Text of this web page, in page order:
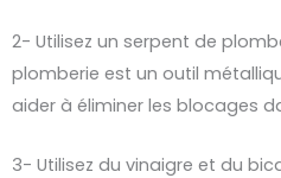
2- Utilisez un serpent de
plomberie est un outil
aider à éliminer les blocages
3- Utilisez du vinaigre et du